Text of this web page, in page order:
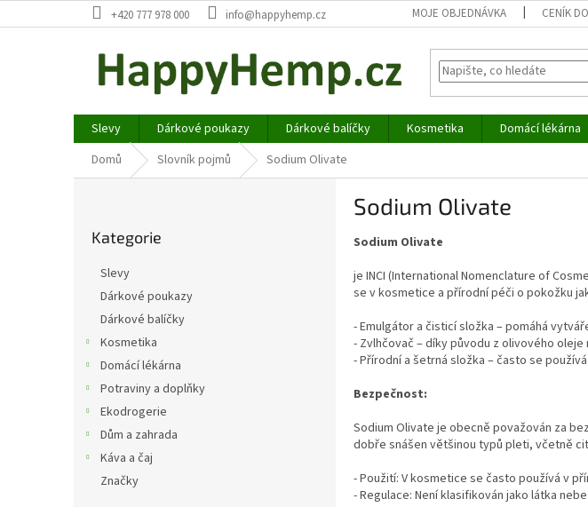
na
+420 777 978 000 info@happyhemp.cz MOJE OBJEDNÁVKA CENÍK
Slevy Dárkové poukazy Dárkové balíčky Kosmetika Domácí lékárna
Domů
Slovník pojmů Sodium Olivate
kategorie
Kategorie
Slevy
Dárkové poukazy
Dárkové balíčky
Kosmetika
Domácí lékárna
Potraviny a doplňky
Ekodrogerie
Dům a zahrada
Káva a čaj
Značky
Sodium Olivate
Sodium Olivate
je INCI (International Nomenclature of
se v kosmetice a přírodní péči o pokožku
- Emulgátor a čisticí složka – pomáhá
- Zvlhčovač – díky původu z olivového
- Přírodní a šetrná složka – často se
Bezpečnost:
Sodium Olivate je obecně považován za
dobře snášen většinou typů pleti, včetně
- Použití: V kosmetice se často používá v
- Regulace: Není klasifikován jako látka